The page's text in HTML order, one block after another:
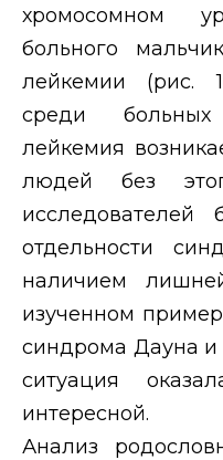
хромосомном
больного
лейкемии (рис.
среди
лейкемия
людей без
отдельности
наличием
изученном
синдрома Дауна и
ситуация
интересной.
Анализ